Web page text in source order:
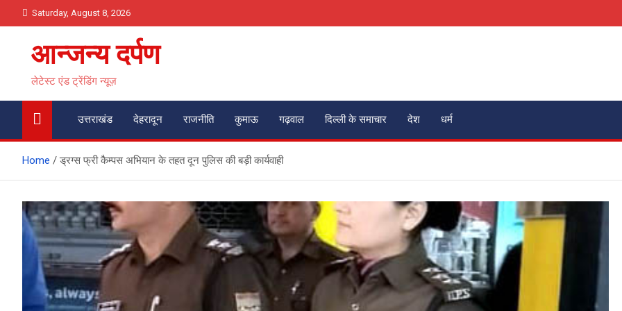
to
Saturday, August 8, 2026
आन्जन्य दर्पण
लेटेस्ट एंड ट्रेंडिंग न्यूज़
उत्तराखंड देहरादून राजनीति कुमाऊ गढ़वाल दिल्ली के समाचार देश धर्म
Home ड्रग्स फ्री कैम्पस अभियान के तहत दून पुलिस की बड़ी कार्यवाही